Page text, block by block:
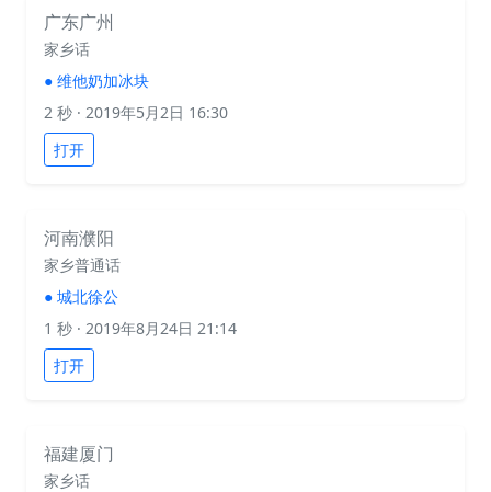
广东广州
家乡话
● 维他奶加冰块
2 秒 · 2019年5月2日 16:30
打开
河南濮阳
家乡普通话
● 城北徐公
1 秒 · 2019年8月24日 21:14
打开
福建厦门
家乡话